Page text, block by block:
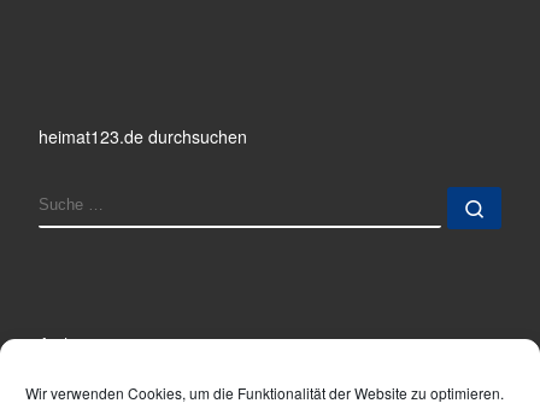
Wir verwenden Cookies, um die Funktionalität der Website zu optimieren.
heimat123.de durchsuchen
SUCHE
Archiv